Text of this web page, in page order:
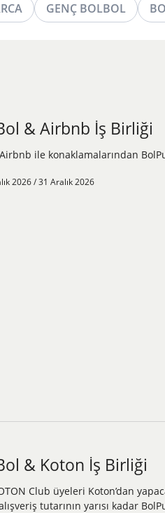
GENÇ BOLBOL
& Airbnb İş Birliği
ile konaklamalarından
2026 / 31 Aralık 2026
& Koton İş Birliği
Club üyeleri Koton’dan
tutarının yarısı kadar